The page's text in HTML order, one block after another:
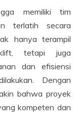
memiliki tim
terlatih secara
hanya terampil
tetapi juga
dan efisiensi
Dengan
bahwa proyek
kompeten dan